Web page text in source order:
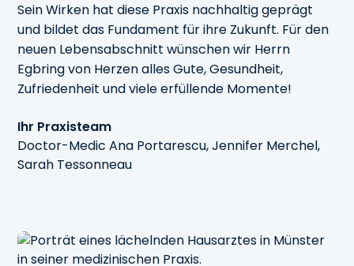
Sein Wirken hat diese Praxis nachhaltig geprägt
und bildet das Fundament für ihre Zukunft. Für den
neuen Lebensabschnitt wünschen wir Herrn
Egbring von Herzen alles Gute, Gesundheit,
Zufriedenheit und viele erfüllende Momente!
Ihr Praxisteam
Doctor-Medic Ana Portarescu, Jennifer Merchel,
Sarah Tessonneau